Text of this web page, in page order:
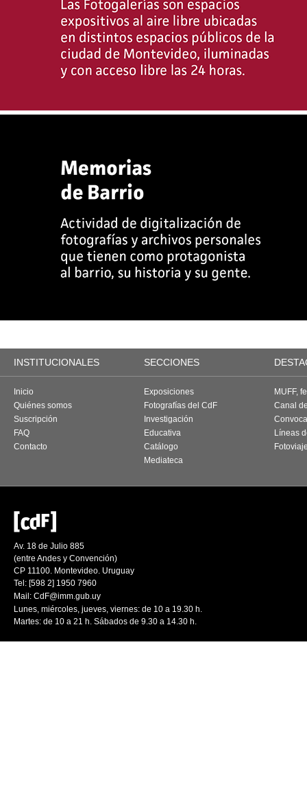
INSTITUCIONALES SECCIONES
Inicio
Quiénes somos
Suscripción
FAQ
Contacto
Exposiciones
Fotografías del CdF
Investigación
Educativa
Catálogo
Mediateca
MUFF,
Canal
Líneas
Av. 18 de Julio 885
(entre Andes y Convención)
CP 11100. Montevideo. Uruguay
Tel: [598 2] 1950 7960
Mail: CdF@imm.gub.uy
Lunes, miércoles, jueves, viernes: de 10 a 19.30 h.
Martes: de 10 a 21 h. Sábados de 9.30 a 14.30 h.